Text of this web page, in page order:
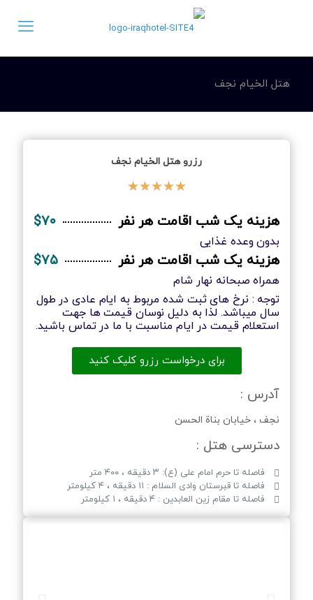
هتل الخیام نجف
رزرو هتل الخیام نجف
★
★
★
★
★
هزینه یک شب اقامت هر نفر
$۷۰
بدون وعده غذایی
هزینه یک شب اقامت هر نفر $۷۵
همراه صبحانه نهار شام
توجه : نرخ های ثبت شده مربوط به ایام عادی در طول
سال میباشد. لذا به دلیل نوسان قیمت ها جهت
استعلام قیمت در ایام مناسبت با ما در تماس باشید.
برای درخواست رزرو کلیک کنید
آدرس :
نجف ، خیابان بناة الحسن
دسترسی هتل :
فاصله تا حرم امام علی (ع): ۳ دقیقه ، ۴۰۰ متر
فاصله تا قبرستان وادی السلام : ۱۱ دقیقه ، ۴ کیلومتر
فاصله تا مقام زین العابدین : ۴ دقیقه ، ۱ کیلومتر